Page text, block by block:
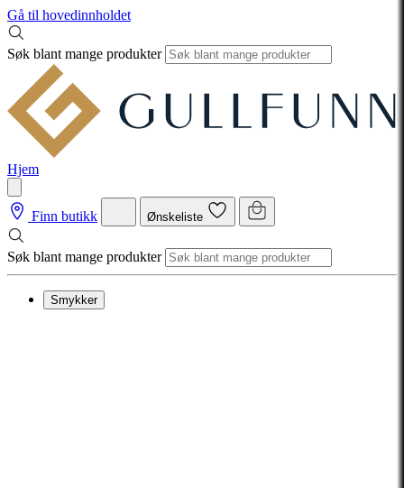
Gå til hovedinnholdet
Søk blant mange produkter
Hjem
Finn butikk Ønskeliste
Søk blant mange produkter
Smykker